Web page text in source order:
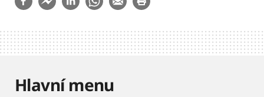
Hlavní menu